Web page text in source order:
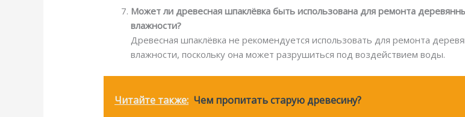
Может ли древесная шпаклёвка быть использована для ремонта
влажности?
Древесная шпаклёвка не рекомендуется использовать для ремонта
влажности, поскольку она может разрушиться под воздействием воды.
Читайте также: Чем пропитать старую древесину?